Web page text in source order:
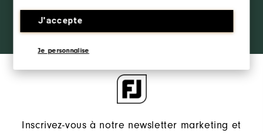
J'accepte
Je personnalise
SE CONNECTER
Inscrivez-vous à notre newsletter marketing et